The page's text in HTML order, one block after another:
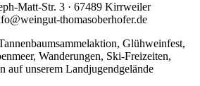
Matt-Str. 3 · 67489 Kirrweiler
thomasoberhofer.de
Glühweinfest,
Wanderungen, Ski-Freizeiten,
auf unserem Landjugendgelände